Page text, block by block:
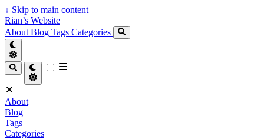
↓ Skip to main content
Rian’s Website
About Blog Tags Categories
About
Blog
Tags
Categories